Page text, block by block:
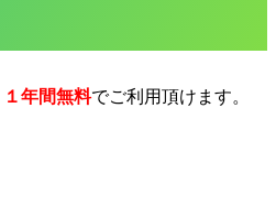
１年間無料でご利用頂けます。